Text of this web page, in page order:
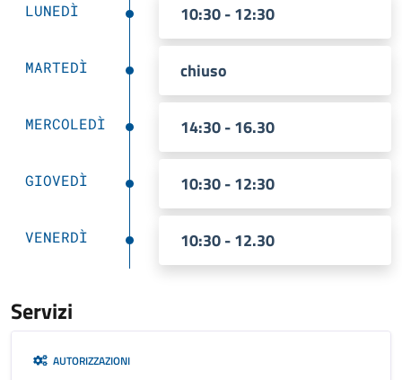
LUNEDÌ 10:30 - 12:30
MARTEDÌ chiuso
MERCOLEDÌ 14:30 - 16.30
GIOVEDÌ 10:30 - 12:30
VENERDÌ 10:30 - 12.30
Servizi
AUTORIZZAZIONI